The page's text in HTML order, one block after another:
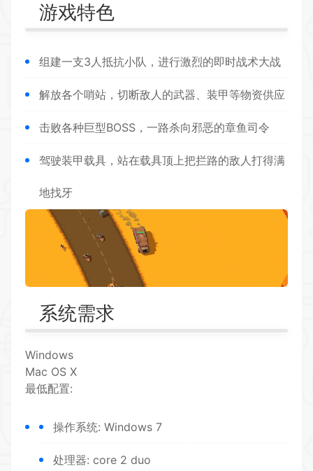
游戏特色
组建一支3人抵抗小队，进行激烈的即时战术大战
解放各个哨站，切断敌人的武器、装甲等物资供应
击败各种巨型BOSS，一路杀向邪恶的章鱼司令
驾驶装甲载具，站在载具顶上把拦路的敌人打得满
地找牙
系统需求
Windows
Mac OS X
最低配置:
操作系统: Windows 7
处理器: core 2 duo